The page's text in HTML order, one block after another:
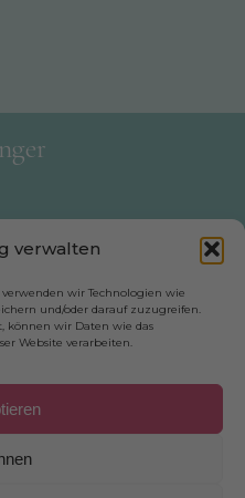
verwalten
wir Technologien wie
und/oder darauf zuzugreifen.
können wir Daten wie das
Website verarbeiten.